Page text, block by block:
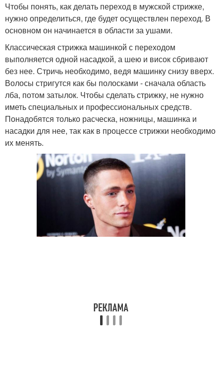
Чтобы понять, как делать переход в мужской стрижке,
нужно определиться, где будет осуществлен переход. В
основном он начинается в области за ушами.
Классическая стрижка машинкой с переходом
выполняется одной насадкой, а шею и висок сбривают
без нее. Стричь необходимо, ведя машинку снизу вверх.
Волосы стригутся как бы полосками - сначала область
лба, потом затылок. Чтобы сделать стрижку, не нужно
иметь специальных и профессиональных средств.
Понадобятся только расческа, ножницы, машинка и
насадки для нее, так как в процессе стрижки необходимо
их менять.